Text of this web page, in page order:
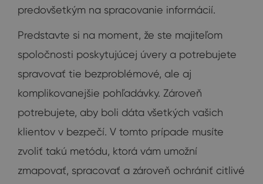
predovšetkým na spracovanie informácií.
Predstavte si na moment, že ste majiteľom
spoločnosti poskytujúcej úvery a potrebujete
spravovať tie bezproblémové, ale aj
komplikovanejšie pohľadávky. Zároveň
potrebujete, aby boli dáta všetkých vašich
klientov v bezpečí. V tomto prípade musíte
zvoliť takú metódu, ktorá vám umožní
zmapovať, spracovať a zároveň ochrániť citlivé